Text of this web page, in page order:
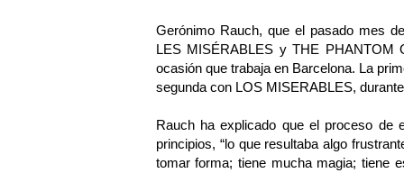
Gerónimo Rauch, que el pasado mes
LES MISÉRABLES y THE PHANTOM
ocasión que trabaja en Barcelona. La
segunda con LOS MISERABLES,
Rauch ha explicado que el proceso de
principios, “lo que resultaba algo
tomar forma; tiene mucha magia; tiene